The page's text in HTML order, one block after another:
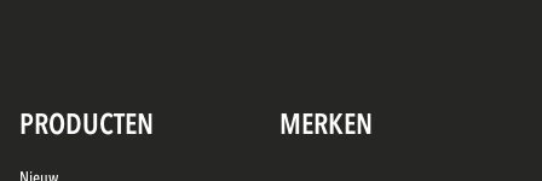
PRODUCTEN MERKEN